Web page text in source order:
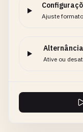
Ajuste
Ative ou